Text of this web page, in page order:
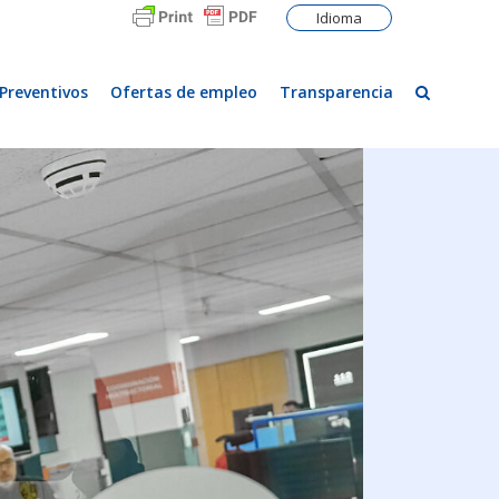
Idioma
Ofertas de empleo Transparencia